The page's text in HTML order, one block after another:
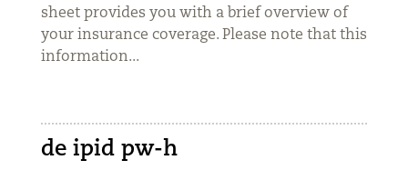
sheet provides you with a brief overview of
your insurance coverage. Please note that this
information...
de ipid pw-h